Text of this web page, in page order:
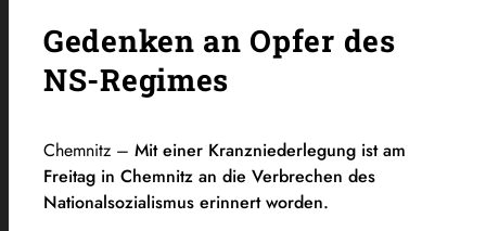
Gedenken an Opfer des
NS-Regimes
Chemnitz – Mit einer Kranzniederlegung ist am
Freitag in Chemnitz an die Verbrechen des
Nationalsozialismus erinnert worden.